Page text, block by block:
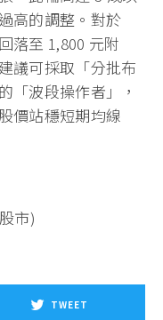
高的調整。對於
落至 1,800 元附
議可採取「分批布
「波段操作者」，
價站穩短期均線
市)
TWEET